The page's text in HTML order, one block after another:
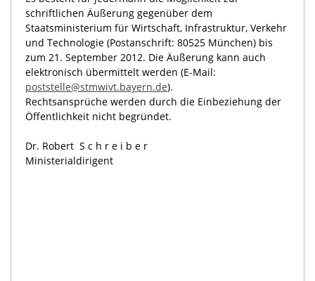
schriftlichen Äußerung gegenüber dem
Staatsministerium für Wirtschaft, Infrastruktur, Verkehr
und Technologie (Postanschrift: 80525 München) bis
zum 21. September 2012. Die Äußerung kann auch
elektronisch übermittelt werden (E-Mail:
poststelle@stmwivt.bayern.de).
Rechtsansprüche werden durch die Einbeziehung der
Öffentlichkeit nicht begründet.
Dr. Robert Schreiber
Ministerialdirigent